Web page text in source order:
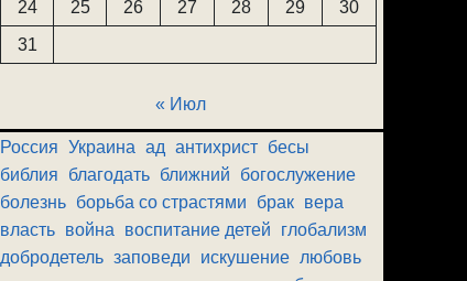
24
25 26 27 28 29
30
31
« Июл
Россия Украина ад антихрист бесы
библия
благодать ближний
богослужение
болезнь борьба со страстями брак вера
власть война воспитание детей
глобализм
добродетель заповеди искушение любовь